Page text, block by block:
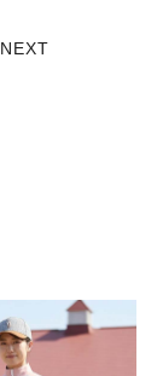
NEXT